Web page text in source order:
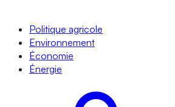
Politique agricole
Environnement
Économie
Énergie